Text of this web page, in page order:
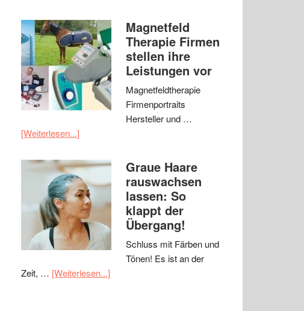
Magnetfeld
Therapie Firmen
stellen ihre
Leistungen vor
Magnetfeldtherapie
Firmenportraits
Hersteller und …
[Weiterlesen...]
Graue Haare
rauswachsen
lassen: So
klappt der
Übergang!
Schluss mit Färben und
Tönen! Es ist an der
Zeit, … [Weiterlesen...]